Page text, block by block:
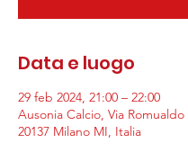
Data e luogo
29 feb 2024, 21:00 – 22:00
Ausonia Calcio, Via
20137 Milano MI, Italia